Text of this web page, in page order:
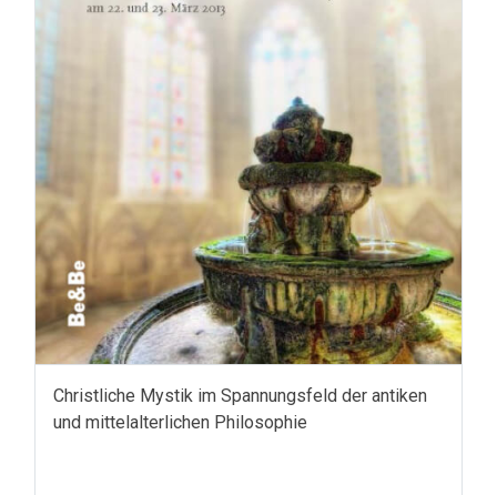
Christliche Mystik im Spannungsfeld der antiken
und mittelalterlichen Philosophie